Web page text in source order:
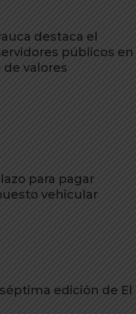
destaca el
públicos en
de valores
para pagar
vehicular
edición de El